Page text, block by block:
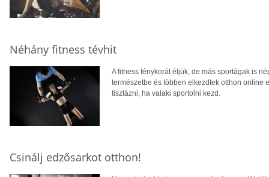
Néhány fitness tévhit
A fitness fénykorát éljük, de más sportágak is
természetbe és többen elkezdtek otthon online
tisztázni, ha valaki sportolni kezd.
Csinálj edzősarkot otthon!